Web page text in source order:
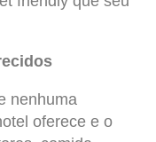
nenhuma
oferece e o